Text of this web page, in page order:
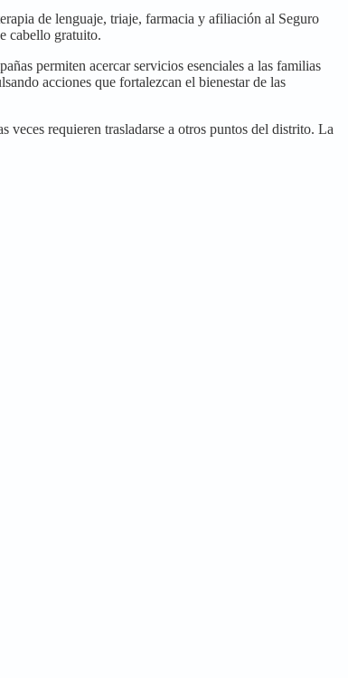
de lenguaje, triaje, farmacia y afiliación al Seguro
cabello gratuito.
permiten acercar servicios esenciales a las familias
acciones que fortalezcan el bienestar de las
requieren trasladarse a otros puntos del distrito. La